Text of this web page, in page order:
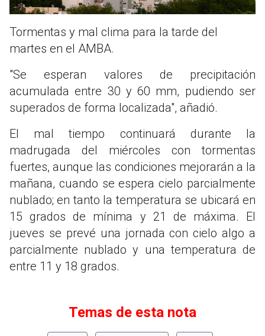
Tormentas y mal clima para la tarde del
martes en el AMBA.
"Se esperan valores de precipitación
acumulada entre 30 y 60 mm, pudiendo ser
superados de forma localizada", añadió.
El mal tiempo continuará durante la
madrugada del miércoles con tormentas
fuertes, aunque las condiciones mejorarán a la
mañana, cuando se espera cielo parcialmente
nublado; en tanto la temperatura se ubicará en
15 grados de mínima y 21 de máxima. El
jueves se prevé una jornada con cielo algo a
parcialmente nublado y una temperatura de
entre 11 y 18 grados.
Temas de esta nota